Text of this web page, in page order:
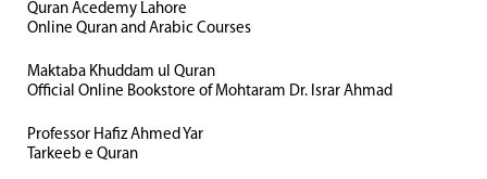
Quran Acedemy Lahore
Online Quran and Arabic Courses
Maktaba Khuddam ul Quran
Official Online Bookstore of Mohtaram Dr. Israr Ahmad
Professor Hafiz Ahmed Yar
Tarkeeb e Quran